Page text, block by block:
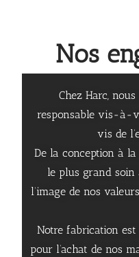
Nos
Chez Harc,
responsable vis-à-
vis de
De la conception à
le plus grand
l’image de nos
Notre fabrication
pour l’achat de nos